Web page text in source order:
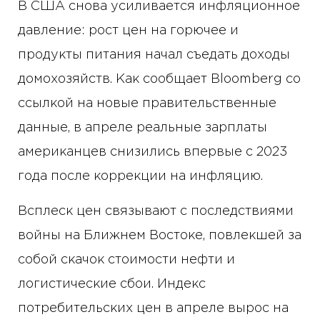
В США снова усиливается инфляционное
давление: рост цен на горючее и
продукты питания начал съедать доходы
домохозяйств. Как сообщает Bloomberg со
ссылкой на новые правительственные
данные, в апреле реальные зарплаты
американцев снизились впервые с 2023
года после коррекции на инфляцию.
Всплеск цен связывают с последствиями
войны на Ближнем Востоке, повлекшей за
собой скачок стоимости нефти и
логистические сбои. Индекс
потребительских цен в апреле вырос на